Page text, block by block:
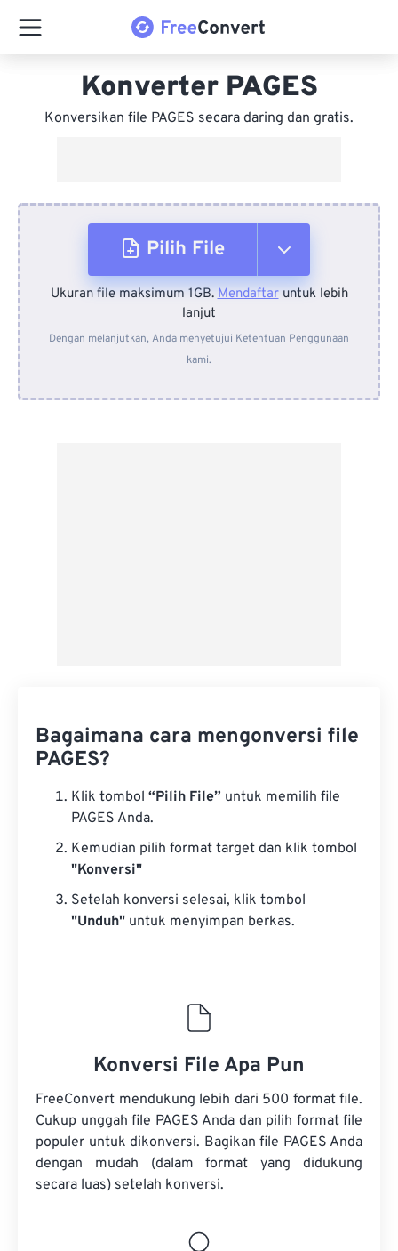
Konverter PAGES
Konversikan file PAGES secara daring dan gratis.
Pilih File
Dari Perangkat
Dari Dropbox
Ukuran file maksimum 1GB.Mendaftaruntuk lebih
lanjut
Dengan melanjutkan, Anda menyetujui Ketentuan Penggunaan
kami.
Bagaimana cara mengonversi file
PAGES?
Klik tombol “Pilih File” untuk memilih file
PAGES Anda.
Kemudian pilih format target dan klik tombol
"Konversi"
Setelah konversi selesai, klik tombol
"Unduh" untuk menyimpan berkas.
Konversi File Apa Pun
FreeConvert mendukung lebih dari 500 format file.
Cukup unggah file PAGES Anda dan pilih format file
populer untuk dikonversi. Bagikan file PAGES Anda
dengan mudah (dalam format yang didukung
secara luas) setelah konversi.